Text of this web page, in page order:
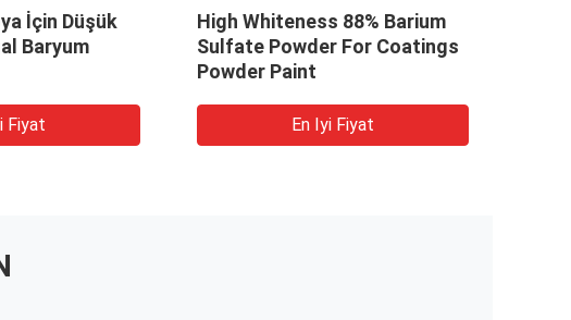
İçin Düşük
Baryum
Fiyat
High Whiteness 88% Barium
Sulfate Powder For Coatings
Powder Paint
En Iyi Fiyat